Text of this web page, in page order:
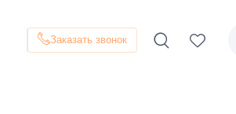
Заказать звонок